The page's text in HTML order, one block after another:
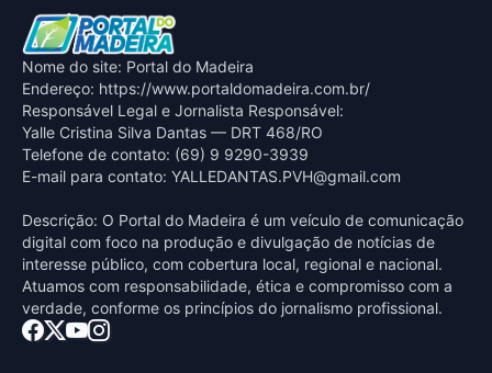
Nome do site: Portal do Madeira
Endereço: https://www.portaldomadeira.com.br/
Responsável Legal e Jornalista Responsável:
Yalle Cristina Silva Dantas — DRT 468/RO
Telefone de contato: (69) 9 9290-3939
E-mail para contato: YALLEDANTAS.PVH@gmail.com
Descrição: O Portal do Madeira é um veículo de comunicação
digital com foco na produção e divulgação de notícias de
interesse público, com cobertura local, regional e nacional.
Atuamos com responsabilidade, ética e compromisso com a
verdade, conforme os princípios do jornalismo profissional.